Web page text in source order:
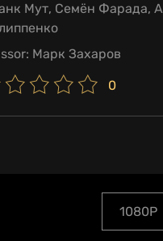
Мут, Семён Фарада,
Марк Захаров
0
1080P